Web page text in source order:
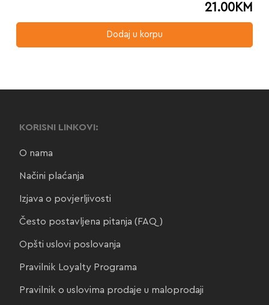
21.00KM
Dodaj u korpu
KORISNI LINKOVI:
O nama
Načini plaćanja
Izjava o povjerljivosti
Često postavljena pitanja (FAQ)
Opšti uslovi poslovanja
Pravilnik Loyalty Programa
Pravilnik o uslovima prodaje u maloprodaji